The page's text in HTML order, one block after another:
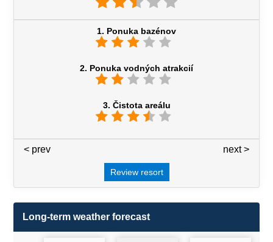
1. Ponuka bazénov
2. Ponuka vodných atrakcií
3. Čistota areálu
next >
< prev
Review resort
Long-term weather forecast